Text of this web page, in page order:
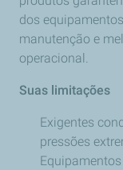
dos
manutenção e
operacional.
Suas limitações
Exigentes
pressões